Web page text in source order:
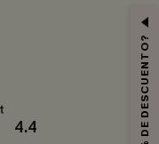
4.4